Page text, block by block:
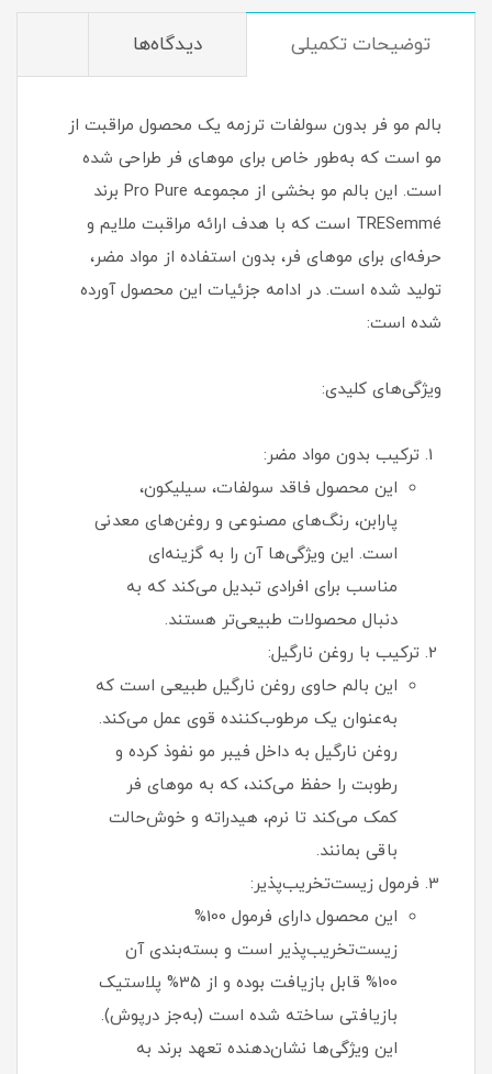
توضیحات تکمیلی دیدگاه‌ها
بالم مو فر بدون سولفات ترزمه یک محصول مراقبت از
مو است که به‌طور خاص برای موهای فر طراحی شده
است. این بالم مو بخشی از مجموعه Pro Pure برند
TRESemmé است که با هدف ارائه مراقبت ملایم و
حرفه‌ای برای موهای فر، بدون استفاده از مواد مضر،
تولید شده است. در ادامه جزئیات این محصول آورده
شده است:
ویژگی‌های کلیدی:
ترکیب بدون مواد مضر:
این محصول فاقد سولفات، سیلیکون،
پارابن، رنگ‌های مصنوعی و روغن‌های معدنی
است. این ویژگی‌ها آن را به گزینه‌ای
مناسب برای افرادی تبدیل می‌کند که به
دنبال محصولات طبیعی‌تر هستند.
ترکیب با روغن نارگیل:
این بالم حاوی روغن نارگیل طبیعی است که
به‌عنوان یک مرطوب‌کننده قوی عمل می‌کند.
روغن نارگیل به داخل فیبر مو نفوذ کرده و
رطوبت را حفظ می‌کند، که به موهای فر
کمک می‌کند تا نرم، هیدراته و خوش‌حالت
باقی بمانند.
فرمول زیست‌تخریب‌پذیر:
این محصول دارای فرمول 100%
زیست‌تخریب‌پذیر است و بسته‌بندی آن
100% قابل بازیافت بوده و از 35% پلاستیک
بازیافتی ساخته شده است (به‌جز درپوش).
این ویژگی‌ها نشان‌دهنده تعهد برند به